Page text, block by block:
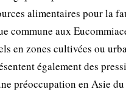
alimentaires pour la
commune aux
en zones cultivées ou
également des
préoccupation en Asie